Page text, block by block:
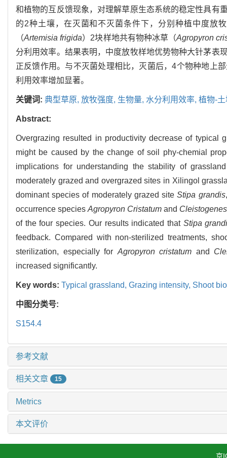
和植物的互反馈现象，对理解草原生态系统的稳定性具有
的2种土壤，在灭菌和不灭菌条件下，分别种植中度放
（Artemisia frigida）2块样地共有物种冰草（Agropyron
分利用效率。结果表明，中度放牧样地优势物种大针茅表
正反馈作用。与不灭菌处理相比，灭菌后，4个物种地上
利用效率增加显著。
关键词: 典型草原, 放牧强度, 生物量, 水分利用效率, 植物-
Abstract:
Overgrazing resulted in productivity decrease of typical
might be caused by the change of soil phy-chemial
implications for understanding the stability of
moderately grazed and overgrazed sites in Xilingol
dominant species of moderately grazed siteStipa grandis
occurrence speciesAgropyron Cristatum and
of the four species. Our results indicated that Stipa
feedback. Compared with non-sterilized treatments,
sterilization, especially for Agropyron cristatum and
increased significantly.
Key words: Typical grassland, Grazing intensity, Shoot
中图分类号:
S154.4
参考文献
相关文章 15
Metrics
本文评价
京